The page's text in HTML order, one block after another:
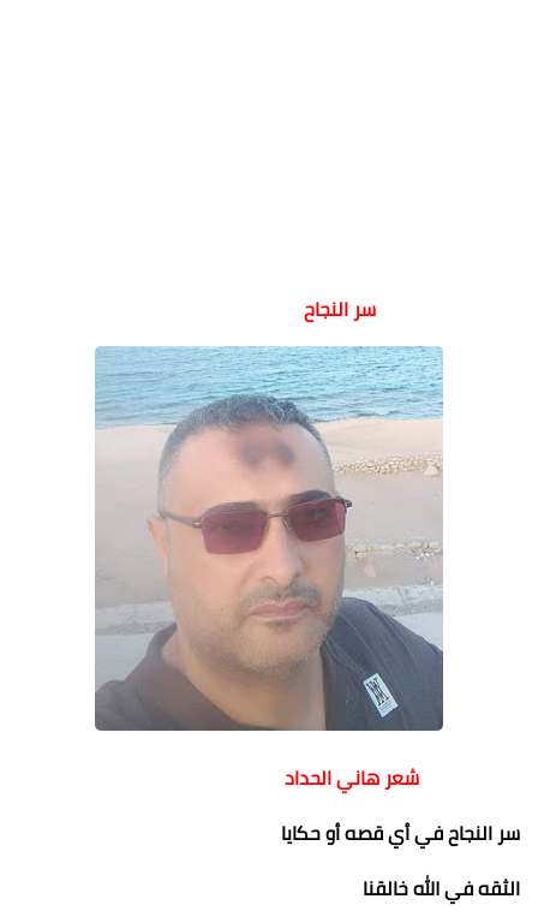
سر النجاح
شعر هاني الحداد
سر النجاح في أي قصه أو حكايا
الثقه في الله خالقنا